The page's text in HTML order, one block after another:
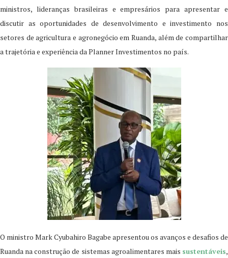
ministros, lideranças brasileiras e empresários para apresentar e
discutir as oportunidades de desenvolvimento e investimento nos
setores de agricultura e agronegócio em Ruanda, além de compartilhar
a trajetória e experiência da Planner Investimentos no país.
O ministro Mark Cyubahiro Bagabe apresentou os avanços e desafios de
Ruanda na construção de sistemas agroalimentares mais sustentáveis,